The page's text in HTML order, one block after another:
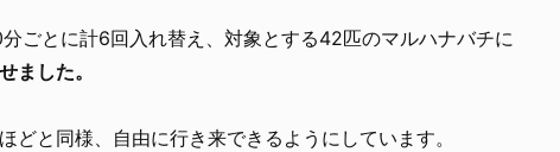
ごとに計6回入れ替え、対象とする42匹のマルハナバチに
ました。
どと同様、自由に行き来できるようにしています。